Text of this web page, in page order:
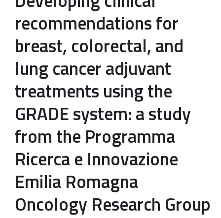
recommendations for
breast, colorectal, and
lung cancer adjuvant
treatments using the
GRADE system: a study
from the Programma
Ricerca e Innovazione
Emilia Romagna
Oncology Research Group